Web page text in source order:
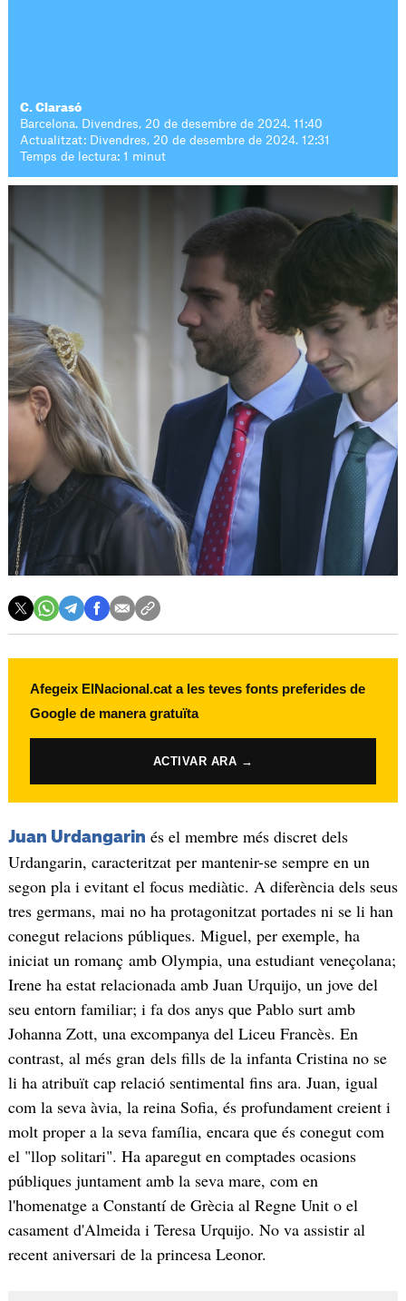
C. Clarasó
Barcelona. Divendres, 20 de desembre de 2024. 11:40
Actualitzat: Divendres, 20 de desembre de 2024. 12:31
Temps de lectura: 1 minut
Afegeix ElNacional.cat a les teves fonts preferides de
Google de manera gratuïta
ACTIVAR ARA →
Juan Urdangarin és el membre més discret dels
Urdangarin, caracteritzat per mantenir-se sempre en un
segon pla i evitant el focus mediàtic. A diferència dels seus
tres germans, mai no ha protagonitzat portades ni se li han
conegut relacions públiques. Miguel, per exemple, ha
iniciat un romanç amb Olympia, una estudiant veneçolana;
Irene ha estat relacionada amb Juan Urquijo, un jove del
seu entorn familiar; i fa dos anys que Pablo surt amb
Johanna Zott, una excompanya del Liceu Francès. En
contrast, al més gran dels fills de la infanta Cristina no se
li ha atribuït cap relació sentimental fins ara. Juan, igual
com la seva àvia, la reina Sofia, és profundament creient i
molt proper a la seva família, encara que és conegut com
el "llop solitari". Ha aparegut en comptades ocasions
públiques juntament amb la seva mare, com en
l'homenatge a Constantí de Grècia al Regne Unit o el
casament d'Almeida i Teresa Urquijo. No va assistir al
recent aniversari de la princesa Leonor.